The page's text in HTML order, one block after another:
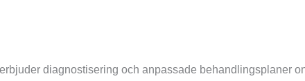
diagnostisering och anpassade behandlingsplaner